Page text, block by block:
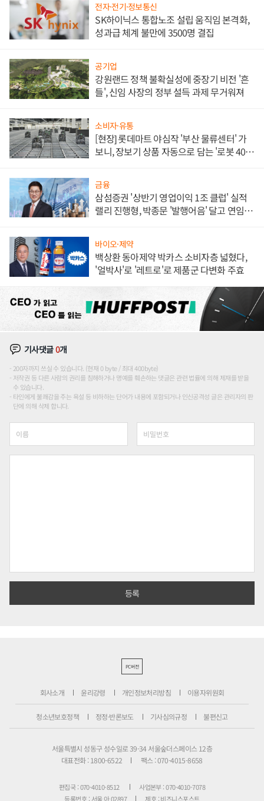
전자·전기·정보통신
SK하이닉스 통합노조 설립 움직임 본격화,
성과급 체계 불만에 3500명 결집
공기업
강원랜드 정책 불확실성에 중장기 비전 '흔
들', 신임 사장의 정부 설득 과제 무거워져
소비자·유통
[현장] 롯데마트 야심작 '부산 물류센터' 가
보니, 장보기 상품 자동으로 담는 '로봇 400
금융
삼섬증권 '상반기 영업이익 1조 클럽' 실적
랠리 진행형, 박종문 '발행어음' 달고 연임 향
바이오·제약
백상환 동아제약 박카스 소비자층 넓혔다,
'얼박사'로 '레트로'로 제품군 다변화 주효
기사댓글0개
200자까지 쓰실 수 있습니다. (현재 0 byte / 최대 400byte)
저작권 등 다른 사람의 권리를 침해하거나 명예를 훼손하는 댓글은 관련 법률에 의해 제재를 받을
수 있습니다.
타인에게 불쾌감을 주는 욕설 등 비하하는 단어가 내용에 포함되거나 인신공격성 글은 관리자의 판
단에 의해 삭제 합니다.
PC버전
회사소개 윤리강령 개인정보처리방침 이용자위원회
청소년보호정책 정정·반론보도 기사심의규정 불편신고
서울특별시 성동구 성수일로 39-34 서울숲더스페이스 12층
대표전화 : 1800-6522
팩스 : 070-4015-8658
편집국 : 070-4010-8512
사업본부 : 070-4010-7078
등록번호 : 서울 아 02897
제호 : 비즈니스포스트